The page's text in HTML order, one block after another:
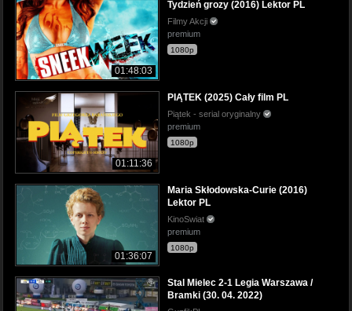
01:48:03
Tydzień grozy (2016) Lektor PL
Filmy Akcji
premium
1080p
01:11:36
PIĄTEK (2025) Cały film PL
Piątek - serial oryginalny
premium
1080p
01:36:07
Maria Skłodowska-Curie (2016)
Lektor PL
KinoSwiat
premium
1080p
Stal Mielec 2-1 Legia Warszawa /
Bramki (30. 04. 2022)